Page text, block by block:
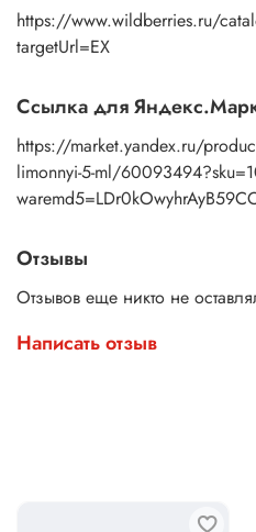
https://www.wildberries.ru/
targetUrl=EX
Ссылка для
https://market.yandex.ru/
limonnyi-5-ml/
Отзывы
Отзывов еще никто не
Написать отзыв